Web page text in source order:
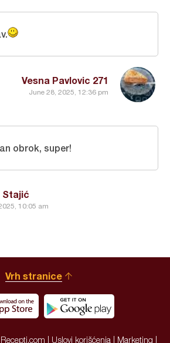
Vesna Pavlovic 271
June 28, 2025, 12:36 pm
Stajić
10:05 am
obrok, super!
Vrh stranice
| Uslovi korišćenja Marketing